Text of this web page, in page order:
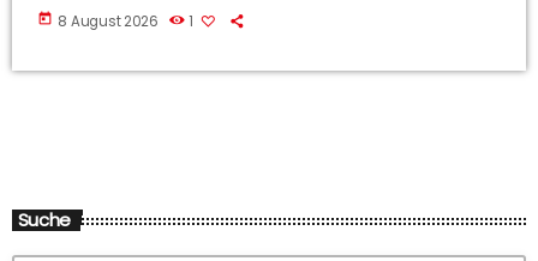
today 8 August 2026 1
Suche